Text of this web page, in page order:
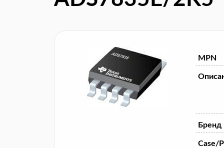
MPN
Бренд
Case/